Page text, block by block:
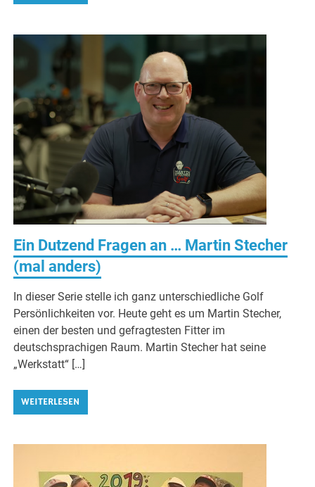
Ein Dutzend Fragen an … Martin Stecher
(mal anders)
In dieser Serie stelle ich ganz unterschiedliche Golf
Persönlichkeiten vor. Heute geht es um Martin Stecher,
einen der besten und gefragtesten Fitter im
deutschsprachigen Raum. Martin Stecher hat seine
„Werkstatt“ […]
WEITERLESEN